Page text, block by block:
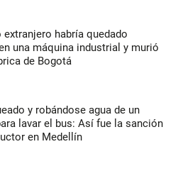
extranjero habría quedado
una máquina industrial y murió
de Bogotá
y robándose agua de un
lavar el bus: Así fue la sanción
en Medellín